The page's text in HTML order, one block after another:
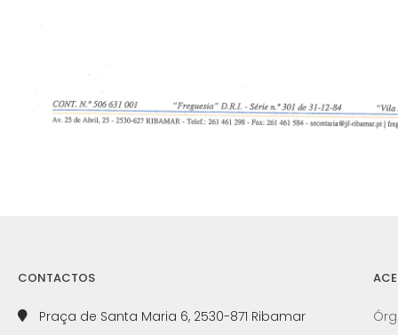
CONTACTOS
Praça de Santa Maria 6, 2530-871 Ribamar